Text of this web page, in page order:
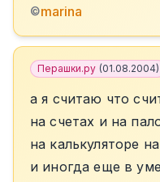
©marina
Перашки.ру (01.08.2004)
а я считаю что
на счетах и на
на калькуляторе
и иногда еще в уме